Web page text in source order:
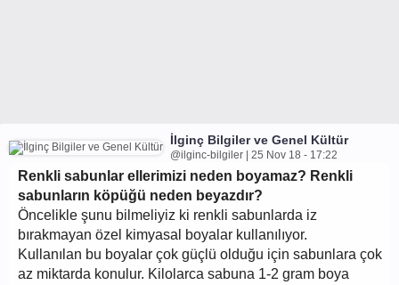
İlginç Bilgiler ve Genel Kültür
@ilginc-bilgiler | 25 Nov 18 - 17:22
Renkli sabunlar ellerimizi neden boyamaz? Renkli
sabunların köpüğü neden beyazdır?
Öncelikle şunu bilmeliyiz ki renkli sabunlarda iz
bırakmayan özel kimyasal boyalar kullanılıyor.
Kullanılan bu boyalar çok güçlü olduğu için sabunlara çok
az miktarda konulur. Kilolarca sabuna 1-2 gram boya